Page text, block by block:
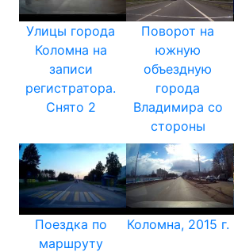
Улицы города
Коломна на
записи
регистратора.
Снято 2
Поворот на
южную
объездную
города
Владимира со
стороны
Поездка по
маршруту
Коломна, 2015 г.